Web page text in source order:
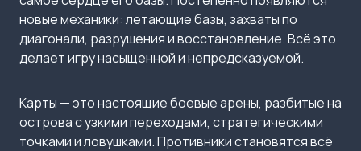
новые механики: летающие базы, захваты по
диагонали, разрушения и восстановление. Всё это
делает игру насыщенной и непредсказуемой.
Карты — это настоящие боевые арены, разбитые на
острова с узкими переходами, стратегическими
точками и ловушками. Противники становятся всё